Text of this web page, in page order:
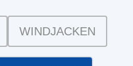
WINDJACKEN